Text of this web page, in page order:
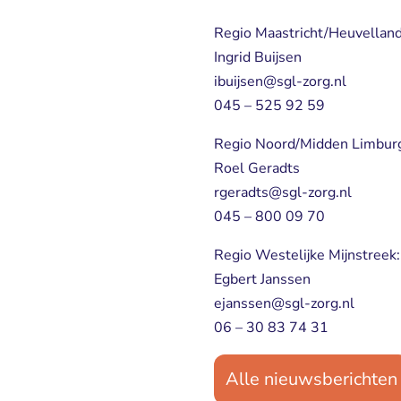
Regio Maastricht/
Ingrid Buijsen
ibuijsen@sgl-zorg.nl
045 – 525 92 59
Regio Noord/Midden
Roel Geradts
rgeradts@sgl-zorg.nl
045 – 800 09 70
Regio Westelijke
Egbert Janssen
ejanssen@sgl-zorg.nl
06 – 30 83 74 31
Alle nieuwsberichten